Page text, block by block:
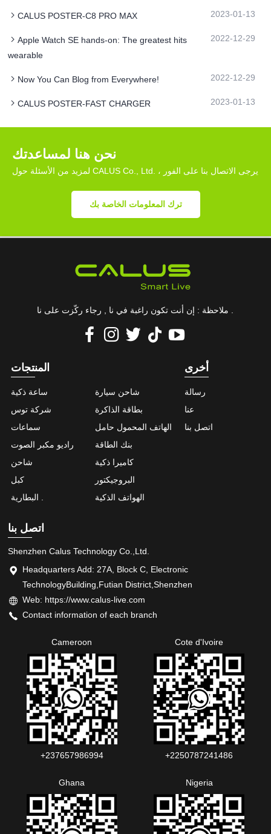
CALUS POSTER-C8 PRO MAX 2023-01-13
Apple Watch SE hands-on: The greatest hits
wearable
2022-12-29
Now You Can Blog from Everywhere! 2022-12-29
CALUS POSTER-FAST CHARGER 2023-01-13
نحن هنا لمساعدتك
لمزيد من الأسئلة حول CALUS Co., Ltd. ، يرجى الاتصال بنا على الفور
ترك المعلومات الخاصة بك
المنتجات
ساعة ذكية
شركة توس
سماعات
راديو مكبر الصوت
شاحن
كبل
شاحن سيارة
بطاقة الذاكرة
الهاتف المحمول حامل
بنك الطاقة
كاميرا ذكية
البروجيكتور
الهواتف الذكية
أخرى
رسالة
عنا
اتصل بنا
اتصل بنا
Shenzhen Calus Technology Co.,Ltd.
Headquarters Add: 27A, Block C, Electronic
TechnologyBuilding,Futian District,Shenzhen
Web: https://www.calus-live.com
Contact information of each branch
Cameroon
+237657986994‬‬
Cote d'Ivoire
+2250787241486‬‬
Ghana Nigeria